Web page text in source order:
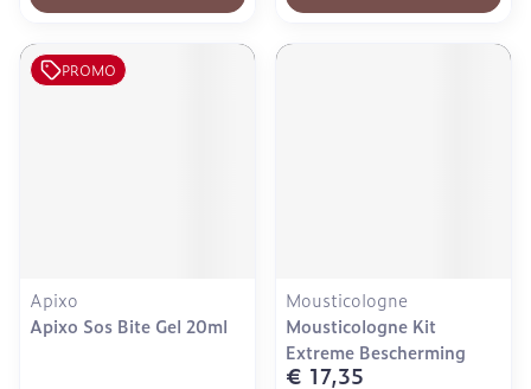
PROMO
Apixo
Apixo Sos Bite Gel 20ml
Mousticologne
Mousticologne Kit
Extreme Bescherming
€ 17,35